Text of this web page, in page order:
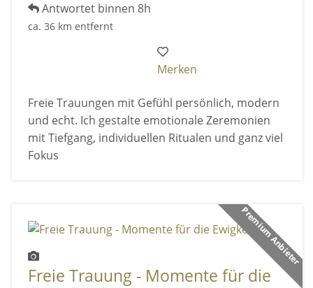
Antwortet binnen 8h
ca. 36 km entfernt
Merken
Freie Trauungen mit Gefühl persönlich, modern
und echt. Ich gestalte emotionale Zeremonien
mit Tiefgang, individuellen Ritualen und ganz viel
Fokus
Premium Anbieter
Freie Trauung - Momente für die